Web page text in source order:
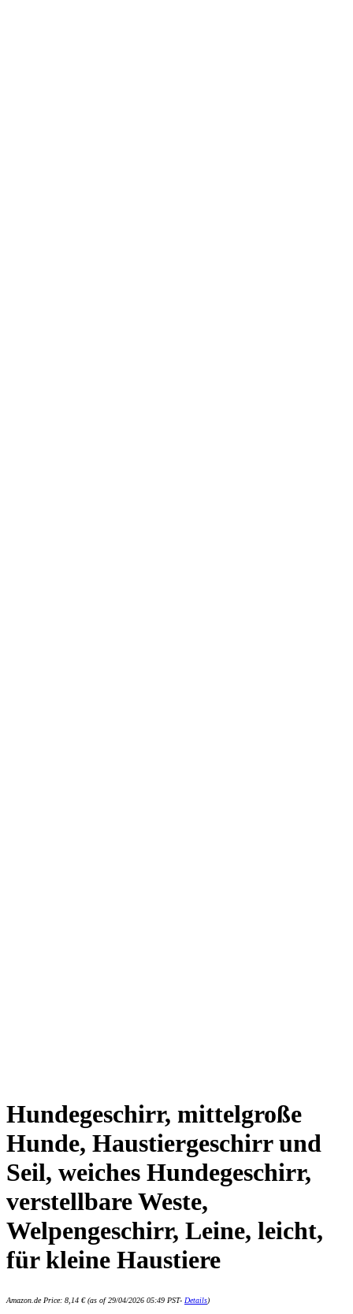
Hundegeschirr, mittelgroße
Hunde, Haustiergeschirr und
Seil, weiches Hundegeschirr,
verstellbare Weste,
Welpengeschirr, Leine, leicht,
für kleine Haustiere
Amazon.de Price: 8,14 €(as of 29/04/2026 05:49 PST- Details)